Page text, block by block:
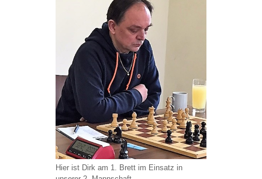
Hier ist Dirk am 1. Brett im Einsatz in